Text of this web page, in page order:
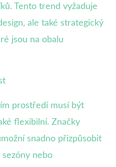
Tento trend vyžaduje
ale také strategický
jsou na obalu
prostředí musí být
flexibilní. Značky
snadno přizpůsobit
nebo